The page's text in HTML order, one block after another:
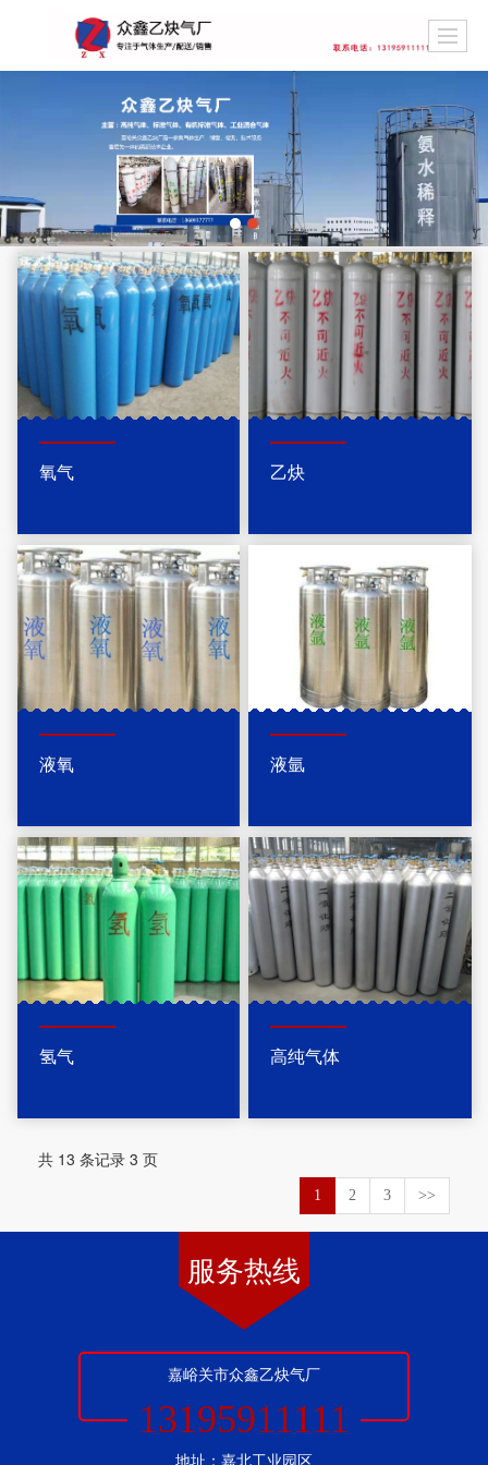
氧气 乙炔
液氧 液氩
氢气 高纯气体
共 13 条记录 3 页
1 2 3 >>
服务热线
嘉峪关市众鑫乙炔气厂
13195911111
地址：嘉北工业园区